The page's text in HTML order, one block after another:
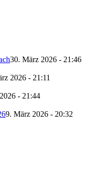
30. März 2026 - 21:46
2026 - 21:11
- 21:44
9. März 2026 - 20:32